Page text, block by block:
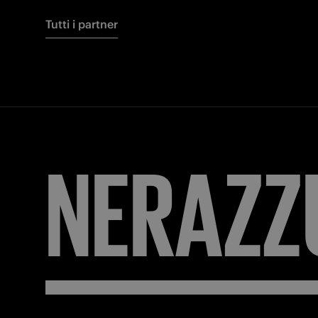
Tutti i partner